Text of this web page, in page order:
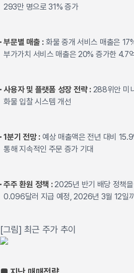
293만 명으로 31% 증가
부문별 매출 : 화물 중개 서비스 매출은
부가가치 서비스 매출은 20% 증가한 4.7
사용자 및 플랫폼 성장 전략 : 288위안 미
화물 입찰 시스템 개선
1분기 전망 : 예상 매출액은 전년 대비
통해 지속적인 주문 증가 기대
주주 환원 정책 :2025년 반기 배당 정책
0.096달러 지급 예정, 2026년 3월 12일
[그림] 최근 주가 추이